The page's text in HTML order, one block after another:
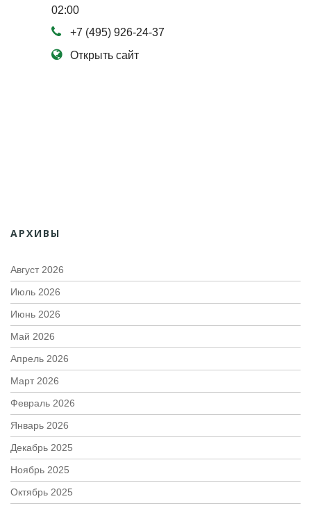
02:00
+7 (495) 926-24-37
Открыть сайт
АРХИВЫ
Август 2026
Июль 2026
Июнь 2026
Май 2026
Апрель 2026
Март 2026
Февраль 2026
Январь 2026
Декабрь 2025
Ноябрь 2025
Октябрь 2025